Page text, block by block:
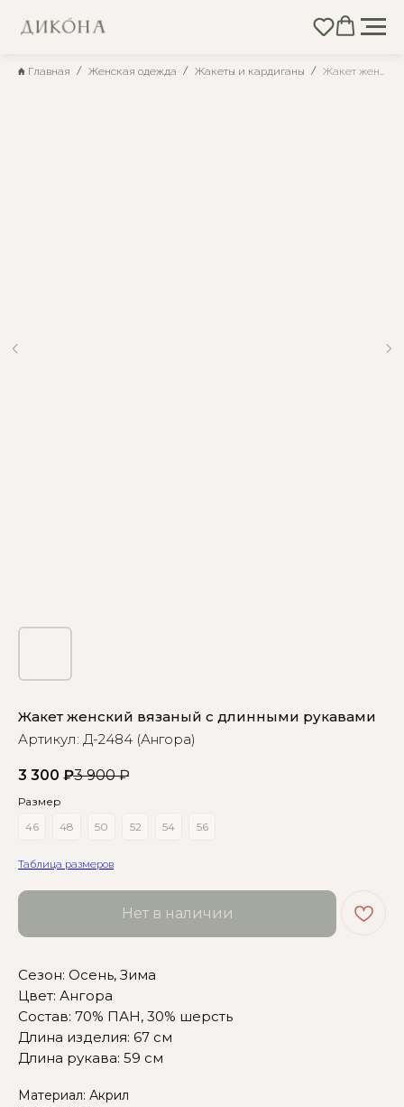
Главная Женская одежда Жакеты и кардиганы Жакет женский вязаный с длинными рукавами
Жакет женский вязаный с длинными рукавами
Артикул: Д-2484 (Ангора)
3 300 ₽3 900 ₽
Размер
46
48 50 52 54 56
Таблица размеров
Нет в наличии
Сезон: Осень, Зима
Цвет: Ангора
Состав: 70% ПАН, 30% шерсть
Длина изделия: 67 см
Длина рукава: 59 см
Материал: Акрил
Сомневаетесь в выборе?
посмотреть размерную сетку
Или напишите нам и мы
вам поможем!